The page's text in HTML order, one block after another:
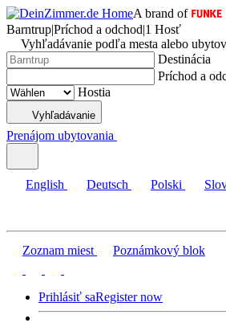
A brand of
Barntrup|Príchod a odchod|1 Hosť
Vyhľadávanie podľa mesta alebo
Destinácia
Príchod a
Hostia
Vyhľadávanie
Prenájom ubytovania
English Deutsch Polski
Zoznam miest Poznámkový blok
Prihlásiť saRegister now